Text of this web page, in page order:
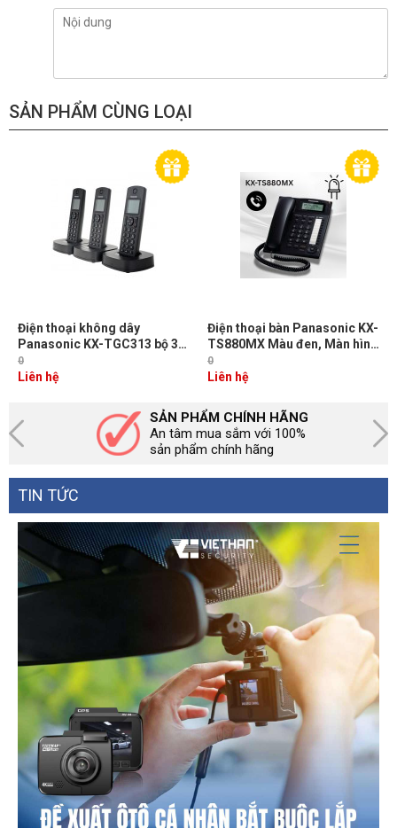
SẢN PHẨM CÙNG LOẠI
Điện thoại không dây
Panasonic KX-TGC313 bộ 3
tay con, Led hiển thị số gọi
đến, 6 số gọi nhanh, loa
0
Liên hệ
Điện thoại bàn Panasonic KX-
TS880MX Màu đen, Màn hình
LCD, Quay số nhanh
0
Liên hệ
SẢN PHẨM CHÍNH HÃNG
An tâm mua sắm với 100%
sản phẩm chính hãng
TIN TỨC